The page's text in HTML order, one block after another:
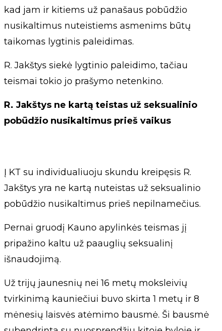
kad jam ir kitiems už panašaus pobūdžio
nusikaltimus nuteistiems asmenims būtų
taikomas lygtinis paleidimas.
R. Jakštys siekė lygtinio paleidimo, tačiau
teismai tokio jo prašymo netenkino.
R. Jakštys ne kartą teistas už seksualinio
pobūdžio nusikaltimus prieš vaikus
Į KT su individualiuoju skundu kreipęsis R.
Jakštys yra ne kartą nuteistas už seksualinio
pobūdžio nusikaltimus prieš nepilnamečius.
Pernai gruodį Kauno apylinkės teismas jį
pripažino kaltu už paauglių seksualinį
išnaudojimą.
Už trijų jaunesnių nei 16 metų moksleivių
tvirkinimą kauniečiui buvo skirta 1 metų ir 8
mėnesių laisvės atėmimo bausmė. Ši bausmė